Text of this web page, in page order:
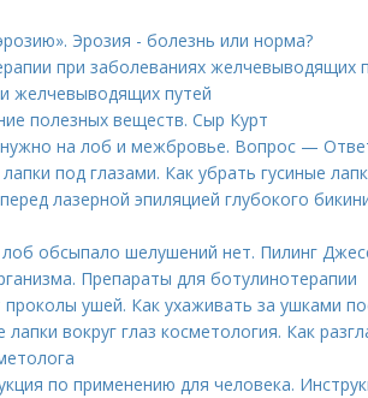
Эрозия - болезнь или норма?
при заболеваниях желчевыводящих
желчевыводящих путей
полезных веществ. Сыр Курт
нужно на лоб и межбровье. Вопрос —
под глазами. Как убрать гусиные
лазерной эпиляцией глубокого
обсыпало шелушений нет. Пилинг
Препараты для ботулинотерапии
ушей. Как ухаживать за ушками
лапки вокруг глаз косметология. Как
по применению для человека.